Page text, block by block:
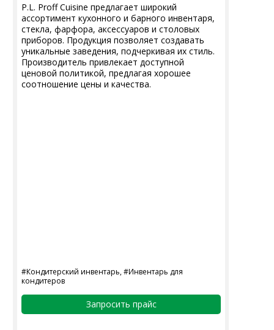
P.L. Proff Cuisine предлагает широкий
ассортимент кухонного и барного инвентаря,
стекла, фарфора, аксессуаров и столовых
приборов. Продукция позволяет создавать
уникальные заведения, подчеркивая их стиль.
Производитель привлекает доступной
ценовой политикой, предлагая хорошее
соотношение цены и качества.
#Кондитерский инвентарь, #Инвентарь для
кондитеров
Запросить прайс
КАТАЛОГ ПРОДУКЦИИ